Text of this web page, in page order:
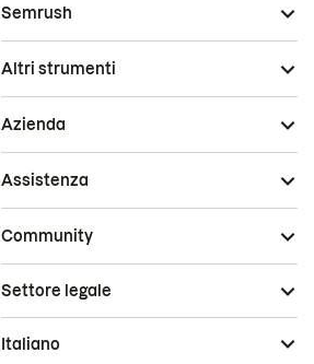
Semrush
Altri strumenti
Azienda
Assistenza
Community
Settore legale
Italiano